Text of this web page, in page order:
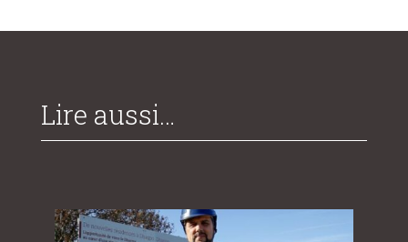
Lire aussi…